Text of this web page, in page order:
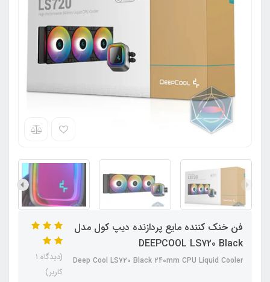
فن خنک کننده مایع پردازنده دیپ کول مدل
DEEPCOOL LS720 Black
Deep Cool LS720 Black 240mm CPU Liquid Cooler
(دیدگاه 1
کاربر)